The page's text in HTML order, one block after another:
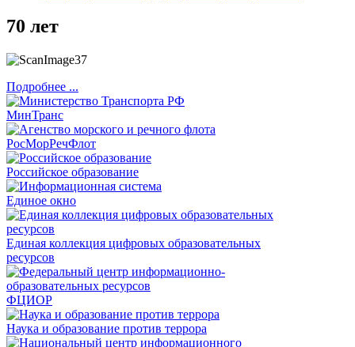
70 лет
Подробнее ...
МинТранс
РосМорРечФлот
Российское образование
Единое окно
Единая коллекция цифровых образовательных
ресурсов
ФЦИОР
Наука и образование против террора